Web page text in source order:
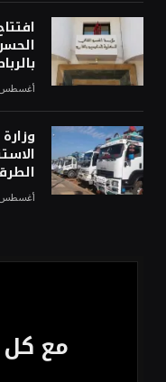
أغسطس 5,
أغسطس 5,
مع كل